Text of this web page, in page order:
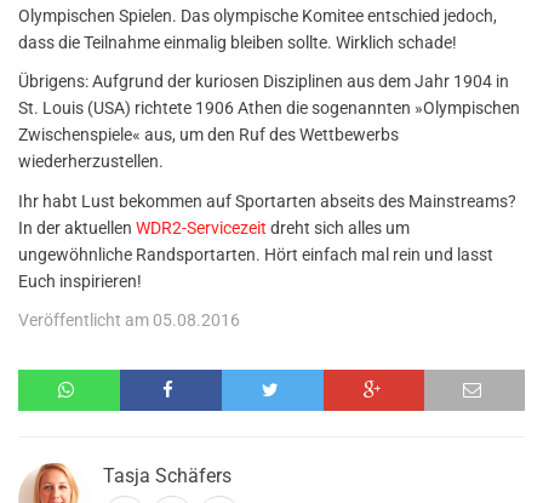
Olympischen Spielen. Das olympische Komitee entschied jedoch,
dass die Teilnahme einmalig bleiben sollte. Wirklich schade!
Übrigens: Aufgrund der kuriosen Disziplinen aus dem Jahr 1904 in
St. Louis (USA) richtete 1906 Athen die sogenannten »Olympischen
Zwischenspiele« aus, um den Ruf des Wettbewerbs
wiederherzustellen.
Ihr habt Lust bekommen auf Sportarten abseits des Mainstreams?
In der aktuellen WDR2-Servicezeit dreht sich alles um
ungewöhnliche Randsportarten. Hört einfach mal rein und lasst
Euch inspirieren!
Veröffentlicht am 05.08.2016
Tasja Schäfers